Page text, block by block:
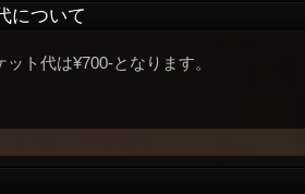
について
ト代は¥700-となります。